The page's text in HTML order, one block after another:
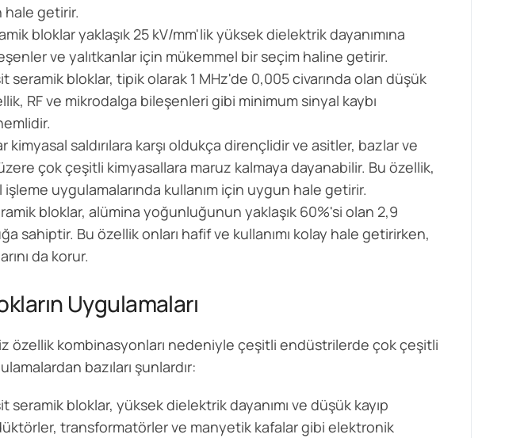
getirir.
bloklar yaklaşık 25 kV/mm'lik yüksek dielektrik dayanımına
ve yalıtkanlar için mükemmel bir seçim haline getirir.
seramik bloklar, tipik olarak 1 MHz'de 0,005 civarında olan düşük
RF ve mikrodalga bileşenleri gibi minimum sinyal kaybı
saldırılara karşı oldukça dirençlidir ve asitler, bazlar ve
çok çeşitli kimyasallara maruz kalmaya dayanabilir. Bu özellik,
uygulamalarında kullanım için uygun hale getirir.
bloklar, alümina yoğunluğunun yaklaşık 60%'si olan 2,9
sahiptir. Bu özellik onları hafif ve kullanımı kolay hale getirirken,
da korur.
Uygulamaları
özellik kombinasyonları nedeniyle çeşitli endüstrilerde çok çeşitli
bazıları şunlardır:
bloklar, yüksek dielektrik dayanımı ve düşük kayıp
transformatörler ve manyetik kafalar gibi elektronik